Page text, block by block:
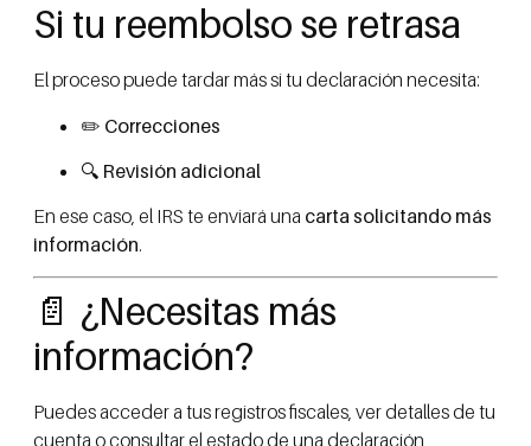
Si tu reembolso se retrasa
El proceso puede tardar más si tu declaración necesita:
✏️ Correcciones
🔍 Revisión adicional
En ese caso, el IRS te enviará una carta solicitando más
información.
📄 ¿Necesitas más
información?
Puedes acceder a tus registros fiscales, ver detalles de tu
cuenta o consultar el estado de una declaración